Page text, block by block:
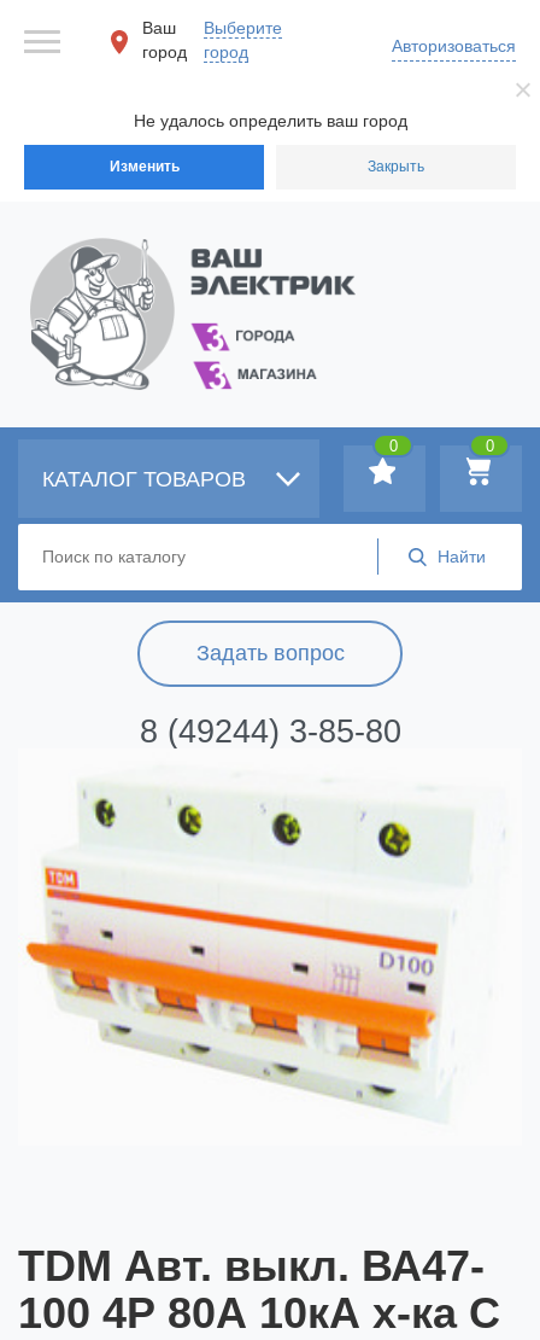
Не удалось определить ваш город
Изменить Закрыть
Ваш
город
Выберите
город
Авторизоваться
Задать вопрос
8 (49244) 3-85-80
КАТАЛОГ ТОВАРОВ
0
0
TDM Авт. выкл. ВА47-
100 4Р 80А 10кА х-ка С